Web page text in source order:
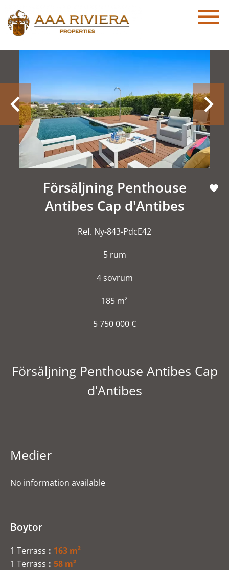
Försäljning Penthouse
Antibes Cap d'Antibes
Ref. Ny-843-PdcE42
5 rum
4 sovrum
185 m²
5 750 000 €
Försäljning Penthouse Antibes Cap
d'Antibes
Medier
No information available
Boytor
1 Terrass
163 m²
1 Terrass
58 m²